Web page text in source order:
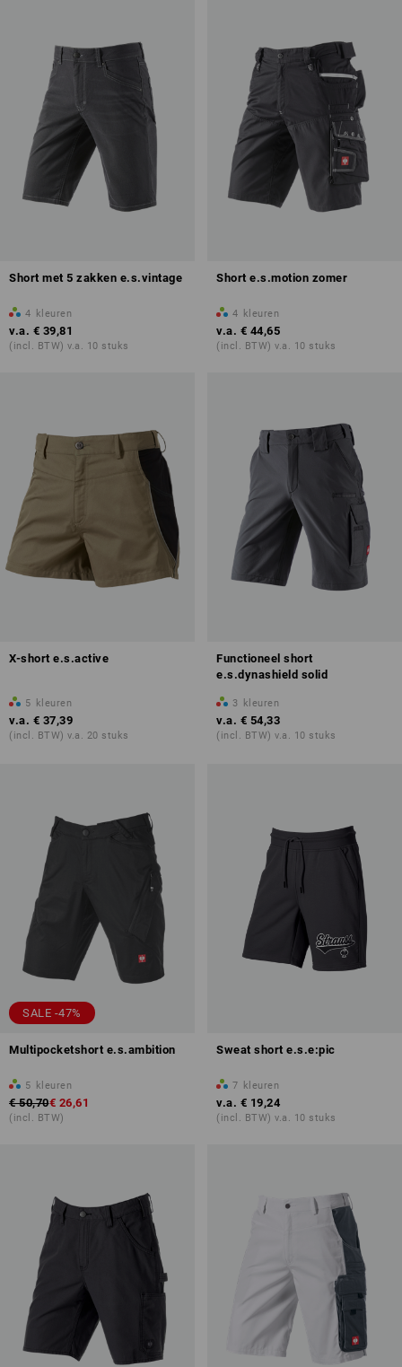
Short met 5 zakken e.s.vintage
4 kleuren
v.a. € 39,81
(incl. BTW) v.a. 10 stuks
Short e.s.motion zomer
4 kleuren
v.a. € 44,65
(incl. BTW) v.a. 10 stuks
X-short e.s.active
5 kleuren
v.a. € 37,39
(incl. BTW) v.a. 20 stuks
Functioneel short
e.s.dynashield solid
3 kleuren
v.a. € 54,33
(incl. BTW) v.a. 10 stuks
SALE -47%
Multipocketshort e.s.ambition
5 kleuren
€ 50,70€ 26,61
(incl. BTW)
Sweat short e.s.e:pic
7 kleuren
v.a. € 19,24
(incl. BTW) v.a. 10 stuks